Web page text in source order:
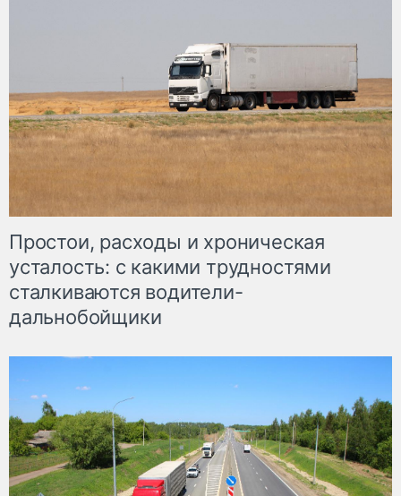
Простои, расходы и хроническая
усталость: с какими трудностями
сталкиваются водители-
дальнобойщики